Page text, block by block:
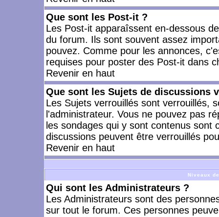
Que sont les Post-it ?
Les Post-it apparaîssent en-dessous
du forum. Ils sont souvent assez
pouvez. Comme pour les annonces,
requises pour poster des Post-it dans
Revenir en haut
Que sont les Sujets de discussions
Les Sujets verrouillés sont verrouillés,
l'administrateur. Vous ne pouvez pas
les sondages qui y sont contenus
discussions peuvent être verrouillés
Revenir en haut
Niveaux
Qui sont les Administrateurs ?
Les Administrateurs sont des
sur tout le forum. Ces personnes